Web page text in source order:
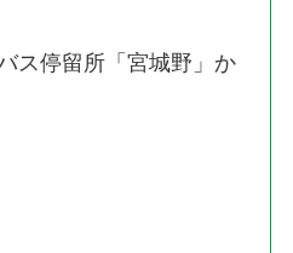
ス停留所「宮城野」か